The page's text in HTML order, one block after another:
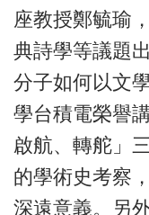
座教授鄭毓瑜
典詩學等議題
分子如何以文
學台積電榮譽
啟航、轉舵」
的學術史考察
深遠意義。另